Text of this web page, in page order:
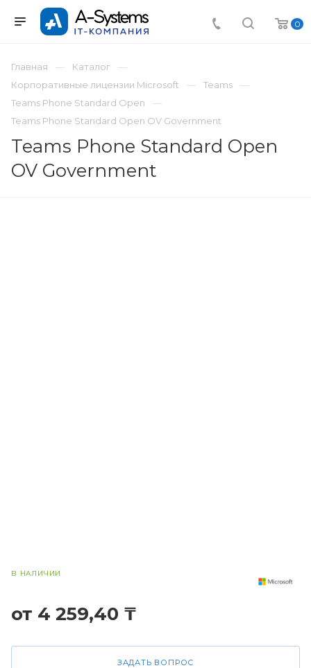
0
Главная
Каталог
Корпоративные лицензии Microsoft
Teams
Teams Phone Standard Open
Teams Phone Standard Open OV Government
Teams Phone Standard Open
OV Government
В НАЛИЧИИ
от 4 259,40 ₸
ЗАДАТЬ ВОПРОС